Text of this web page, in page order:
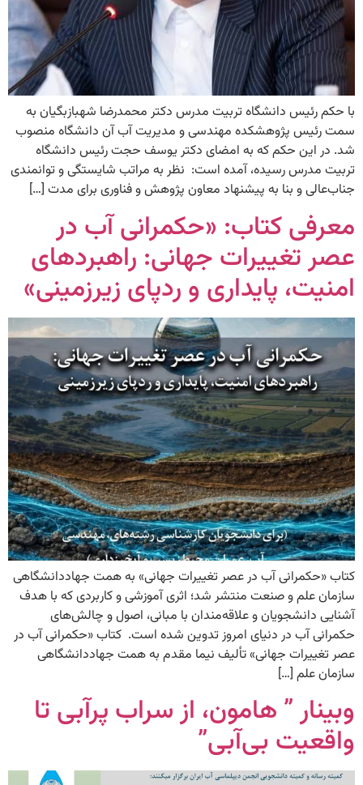
با حکم رئیس دانشگاه تربیت مدرس دکتر محمدرضا شهبازبگیان به
سمت رئیس پژوهشکده مهندسی و مدیریت آب آن دانشگاه منصوب
شد. در این حکم که به امضای دکتر یوسف حجت رئیس دانشگاه
تربیت مدرس رسیده، آمده است: ‌‌ نظر به مراتب شایستگی و توانمندی
جناب‌عالی و بنا به پیشنهاد معاون پژوهش و فناوری برای مدت […]
معرفی کتاب: «حکمرانی آب در
عصر تغییرات جهانی: راهبردهای
امنیت، پایداری و ردپای زیرزمینی»
کتاب «حکمرانی آب در عصر تغییرات جهانی» به همت جهاددانشگاهی
سازمان علم و صنعت منتشر شد؛ اثری آموزشی و کاربردی که با هدف
آشنایی دانشجویان و علاقه‌مندان با مبانی، اصول و چالش‌های
حکمرانی آب در دنیای امروز تدوین شده است. کتاب «حکمرانی آب در
عصر تغییرات جهانی» تألیف نیما مقدم به همت جهاددانشگاهی
سازمان علم […]
وبینار ” هامون، از سراب پرآبی تا
واقعیت بی‌آبی”